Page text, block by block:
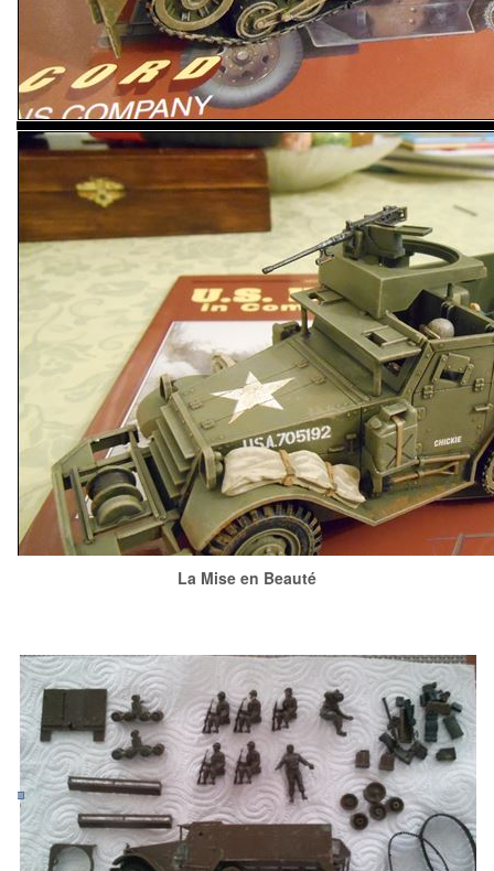
La Mise en Beauté